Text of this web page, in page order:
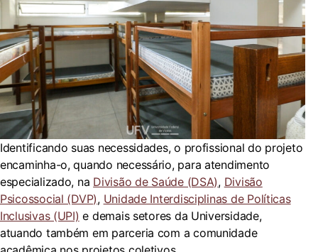
Identificando suas necessidades, o profissional do projeto
encaminha-o, quando necessário, para atendimento
especializado, na Divisão de Saúde (DSA), Divisão
Psicossocial (DVP), Unidade Interdisciplinas de Políticas
Inclusivas (UPI) e demais setores da Universidade,
atuando também em parceria com a comunidade